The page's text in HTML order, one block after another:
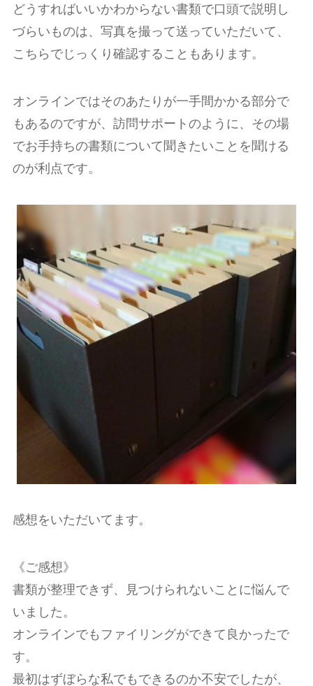
どうすればいいかわからない書類で口頭で説明し
づらいものは、写真を撮って送っていただいて、
こちらでじっくり確認することもあります。
オンラインではそのあたりが一手間かかる部分で
もあるのですが、訪問サポートのように、その場
でお手持ちの書類について聞きたいことを聞ける
のが利点です。
感想をいただいてます。
《ご感想》
書類が整理できず、見つけられないことに悩んで
いました。
オンラインでもファイリングができて良かったで
す。
最初はずぼらな私でもできるのか不安でしたが、